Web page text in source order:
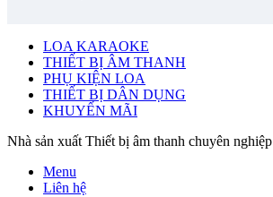
LOA KARAOKE
THIẾT BỊ ÂM THANH
PHỤ KIỆN LOA
THIẾT BỊ DÂN DỤNG
KHUYẾN MÃI
Nhà sản xuất Thiết bị âm thanh chuyên nghiệp
Menu
Liên hệ